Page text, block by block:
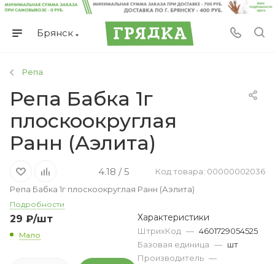
Брянск
Репа
Репа Бабка 1г
плоскоокруглая
Ранн (Аэлита)
4.18 / 5
Код товара: 00000002036
Репа Бабка 1г плоскоокруглая Ранн (Аэлита)
Подробности
29 ₽/шт
Мало
Характеристики
ШтрихКод — 4601729054525
Базовая единица — шт
Производитель —